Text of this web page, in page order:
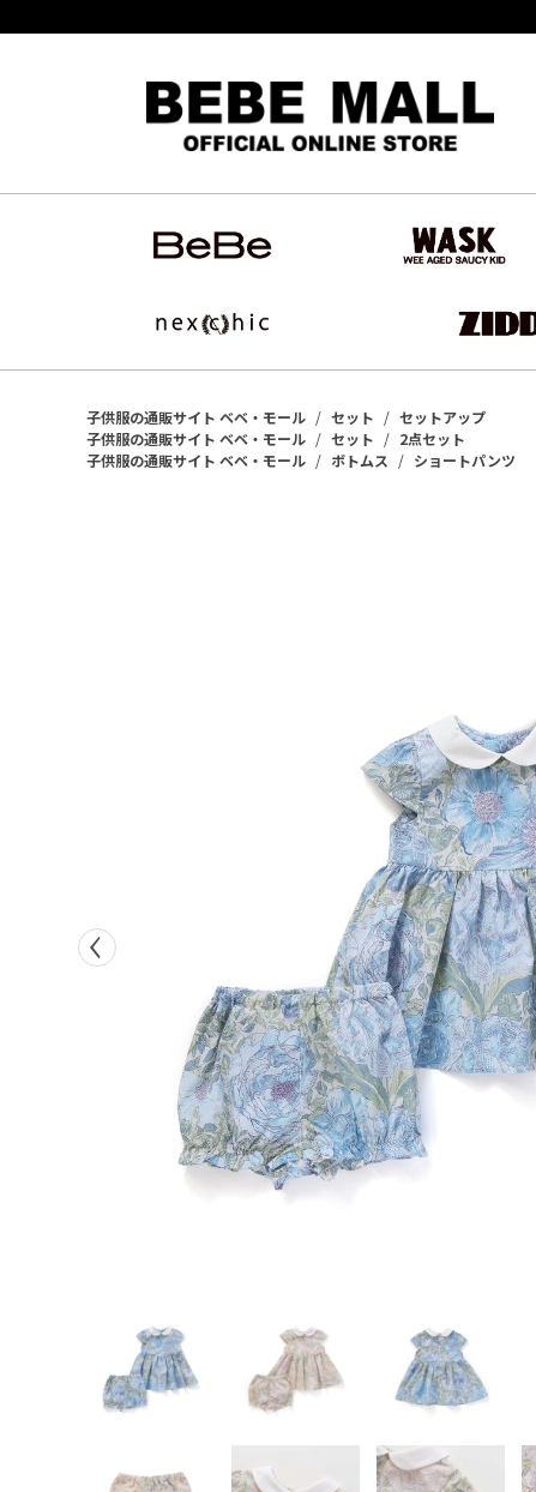
子供服の通販サイト ベベ・モール セット
セットアップ
子供服の通販サイト ベベ・モール
セット
2点セット
子供服の通販サイト ベベ・モール
ボトムス ショートパンツ